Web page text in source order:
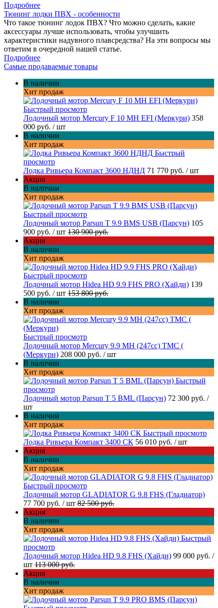
Подробнее
Тюнинг лодки ПВХ - особенности
Что такое тюнинг лодок ПВХ? Что можно сделать, какие
аксессуары лучше использовать, чтобы улучшить
характеристики надувного плавсредства? На эти вопросы мы
ответим в очередной нашей статье.
Подробнее
Самые продаваемые товары
В наличии
Хит продаж
Быстрый просмотр
Лодочный мотор Mercury F 10 MH EFI (Меркури) 358
000 руб. / шт
В наличии
Хит продаж
Быстрый
просмотр
Лодка Ривьера Компакт 3600 НДНД 71 770 руб. / шт
Акция
В наличии
Хит продаж
Быстрый просмотр
Лодочный мотор Parsun T 9.9 BMS USB (Парсун) 105
900 руб. / шт 130 900 руб.
Акция
В наличии
Хит продаж
Быстрый просмотр
Лодочный мотор Hidea HD 9.9 FHS PRO (Хайди) 139
500 руб. / шт 153 800 руб.
В наличии
Хит продаж
Быстрый просмотр
Лодочный мотор Mercury 9.9 МН (247cc) TMC (
(Меркури) 208 000 руб. / шт
В наличии
Хит продаж
Быстрый
просмотр
Лодочный мотор Parsun T 5 BML (Парсун) 72 300 руб. /
шт
В наличии
Хит продаж
Быстрый просмотр
Лодка Ривьера Компакт 3400 СК 56 010 руб. / шт
Акция
В наличии
Хит продаж
Быстрый просмотр
Лодочный мотор GLADIATOR G 9.8 FHS (Гладиатор)
77 700 руб. / шт 82 500 руб.
Акция
В наличии
Хит продаж
Быстрый
просмотр
Лодочный мотор Hidea HD 9.8 FHS (Хайди) 99 000 руб. /
шт 113 000 руб.
Акция
В наличии
Хит продаж